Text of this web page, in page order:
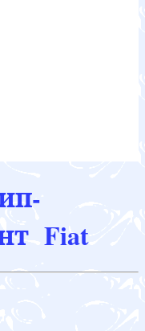
Fiat